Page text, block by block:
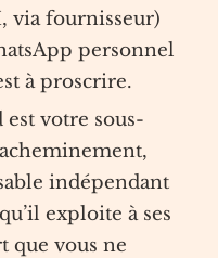
via fournisseur)
personnel
à proscrire.
votre sous-
indépendant
exploite à ses
que vous ne